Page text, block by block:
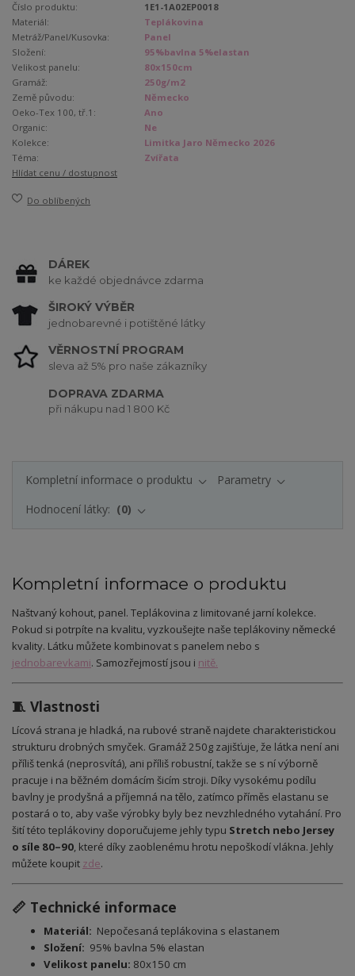
Číslo produktu:
1E1-1A02EP0018
Materiál:
Teplákovina
Metráž/Panel/Kusovka:
Panel
Složení:
95%bavlna 5%elastan
Velikost panelu:
80x150cm
Gramáž:
250g/m2
Země původu:
Německo
Oeko-Tex 100, tř.1:
Ano
Organic:
Ne
Kolekce:
Limitka Jaro Německo 2026
Téma:
Zvířata
Hlídat cenu / dostupnost
Do oblíbených
DÁREK
ke každé objednávce zdarma
ŠIROKÝ VÝBĚR
jednobarevné i potištěné látky
VĚRNOSTNÍ PROGRAM
sleva až 5% pro naše zákazníky
DOPRAVA ZDARMA
při nákupu nad 1 800 Kč
Kompletní informace o produktu
Parametry
Hodnocení látky:
0
Kompletní informace o produktu
Naštvaný kohout, panel. Teplákovina z limitované jarní kolekce.
Pokud si potrpíte na kvalitu, vyzkoušejte naše teplákoviny německé
kvality. Látku můžete kombinovat s panelem nebo s
jednobarevkami. Samozřejmostí jsou i nitě.
🧵 Vlastnosti
Lícová strana je hladká, na rubové straně najdete charakteristickou
strukturu drobných smyček. Gramáž 250g zajišťuje, že látka není ani
příliš tenká (neprosvítá), ani příliš robustní, takže se s ní výborně
pracuje i na běžném domácím šicím stroji. Díky vysokému podílu
bavlny je prodyšná a příjemná na tělo, zatímco příměs elastanu se
postará o to, aby vaše výrobky byly bez nevzhledného vytahání. Pro
šití této teplákoviny doporučujeme jehly typu Stretch nebo Jersey
o síle 80–90, které díky zaoblenému hrotu nepoškodí vlákna. Jehly
můžete koupit zde.
📏 Technické informace
Materiál: Nepočesaná teplákovina s elastanem
Složení: 95% bavlna 5% elastan
Velikost panelu: 80x150 cm